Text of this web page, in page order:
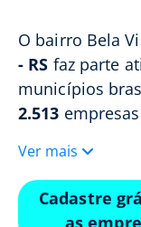
O bairro Bela
- RS faz parte
municípios
2.513
Ver mais
Cadastre
as